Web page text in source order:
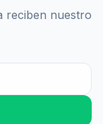
reciben nuestro